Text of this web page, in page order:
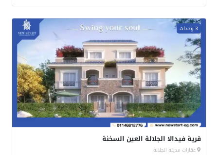
3 وحدات
قرية فيدالا الجلالة العين السخنة
عقارات مدينة الجلالة